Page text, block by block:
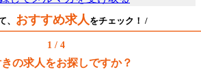
、 おすすめ求人 をチェック！ /
1 / 4
の求人をお探しですか？